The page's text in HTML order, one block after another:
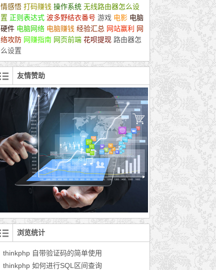
情感悟 打码赚钱 操作系统 无线路由器怎么设
置 正则表达式 波多野结衣番号 游戏 电影 电脑
硬件 电脑网络 电脑赚钱 经验汇总 网站赢利
网
络攻防 网赚指南 网页前端 花呗提现 路由器怎
么设置
友情赞助
浏览统计
thinkphp 自带验证码的简单使用
thinkphp 如何进行SQL区间查询